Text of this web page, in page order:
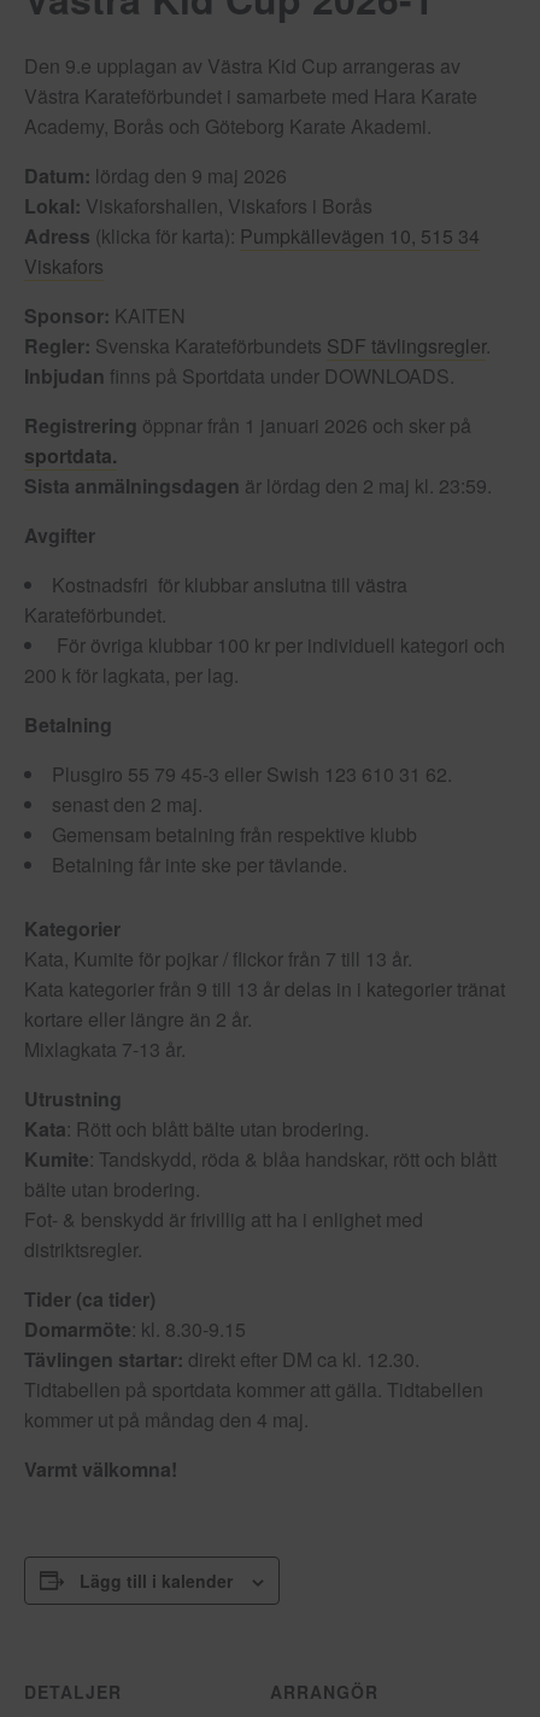
Den 9.e upplagan av Västra Kid Cup arrangeras av
Västra Karateförbundet i samarbete med Hara Karate
Academy, Borås och Göteborg Karate Akademi.
Datum: lördag den 9 maj 2026
Lokal: Viskaforshallen, Viskafors i Borås
Adress (klicka för karta): Pumpkällevägen 10, 515 34
Viskafors
Sponsor: KAITEN
Regler: Svenska Karateförbundets SDF tävlingsregler.
Inbjudan finns på Sportdata under DOWNLOADS.
Registrering öppnar från 1 januari 2026 och sker på
sportdata.
Sista anmälningsdagen är lördag den 2 maj kl. 23:59.
Avgifter
Kostnadsfri för klubbar anslutna till västra
Karateförbundet.
För övriga klubbar 100 kr per individuell kategori och
200 k för lagkata, per lag.
Betalning
Plusgiro 55 79 45-3 eller Swish 123 610 31 62.
senast den 2 maj.
Gemensam betalning från respektive klubb
Betalning får inte ske per tävlande.
Kategorier
Kata, Kumite för pojkar / flickor från 7 till 13 år.
Kata kategorier från 9 till 13 år delas in i kategorier tränat
kortare eller längre än 2 år.
Mixlagkata 7-13 år.
Utrustning
Kata: Rött och blått bälte utan brodering.
Kumite: Tandskydd, röda & blåa handskar, rött och blått
bälte utan brodering.
Fot- & benskydd är frivillig att ha i enlighet med
distriktsregler.
Tider (ca tider)
Domarmöte: kl. 8.30-9.15
Tävlingen startar: direkt efter DM ca kl. 12.30.
Tidtabellen på sportdata kommer att gälla. Tidtabellen
kommer ut på måndag den 4 maj.
Varmt välkomna!
Lägg till i kalender
DETALJER
ARRANGÖR